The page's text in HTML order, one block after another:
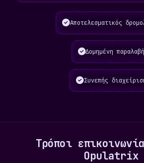
Αποτελεσματικός
Δομημένη παραλαβή
Συνεπής
Τρόποι
Opulatrix